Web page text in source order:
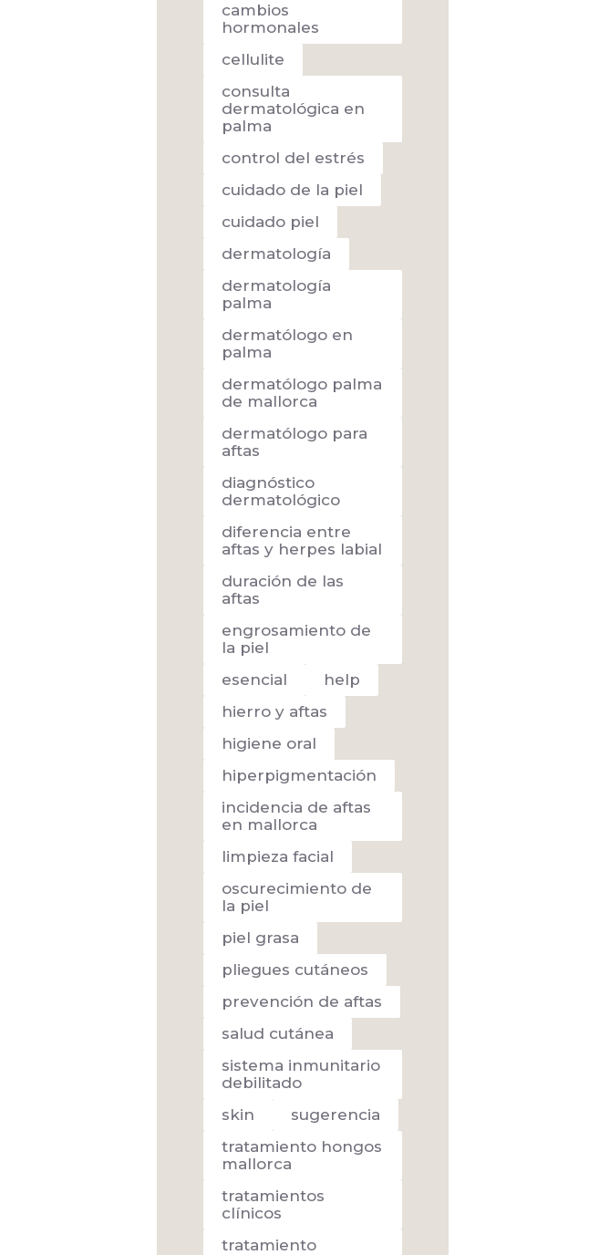
cambios
hormonales
cellulite
consulta
dermatológica en
palma
control del estrés
cuidado de la piel
cuidado piel
dermatología
dermatología
palma
dermatólogo en
palma
dermatólogo palma
de mallorca
dermatólogo para
aftas
diagnóstico
dermatológico
diferencia entre
aftas y herpes labial
duración de las
aftas
engrosamiento de
la piel
esencial
help
hierro y aftas
higiene oral
hiperpigmentación
incidencia de aftas
en mallorca
limpieza facial
oscurecimiento de
la piel
piel grasa
pliegues cutáneos
prevención de aftas
salud cutánea
sistema inmunitario
debilitado
skin
sugerencia
tratamiento hongos
mallorca
tratamientos
clínicos
tratamiento